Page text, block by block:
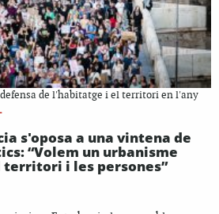
de l'habitatge i el territori en l'any
s'oposa a una vintena de
“Volem un urbanisme
territori i les persones”